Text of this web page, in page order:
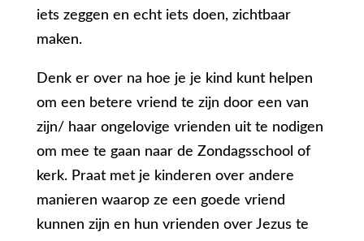
iets zeggen en echt iets doen, zichtbaar
maken.
Denk er over na hoe je je kind kunt helpen
om een betere vriend te zijn door een van
zijn/ haar ongelovige vrienden uit te nodigen
om mee te gaan naar de Zondagsschool of
kerk. Praat met je kinderen over andere
manieren waarop ze een goede vriend
kunnen zijn en hun vrienden over Jezus te